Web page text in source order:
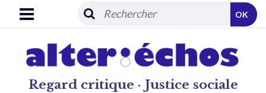
Regard critique · Justice sociale
OK